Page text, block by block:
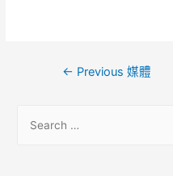
← Previous 媒體